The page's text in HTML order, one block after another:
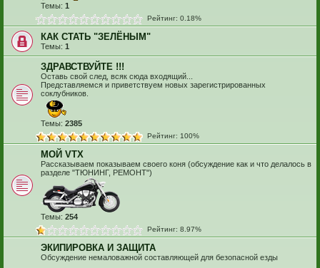
Темы: 1
Рейтинг: 0.18%
КАК СТАТЬ "ЗЕЛЁНЫМ"
Темы: 1
ЗДРАВСТВУЙТЕ !!!
Оставь свой след, всяк сюда входящий...
Представляемся и приветствуем новых зарегистрированных
соклубников.
Темы: 2385
Рейтинг: 100%
МОЙ VTX
Рассказываем показываем своего коня (обсуждение как и что делалось в
разделе "ТЮНИНГ, РЕМОНТ")
Темы: 254
Рейтинг: 8.97%
ЭКИПИРОВКА И ЗАЩИТА
Обсуждение немаловажной составляющей для безопасной езды